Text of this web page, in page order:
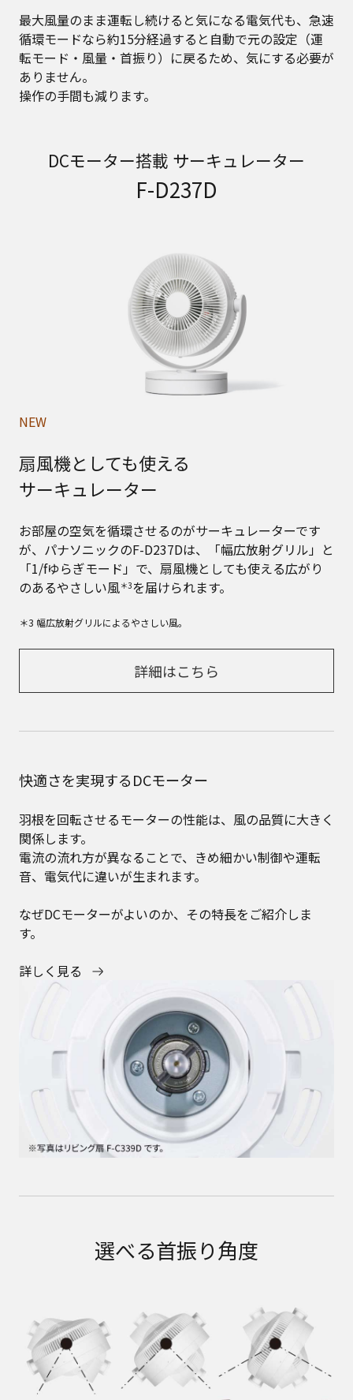
最大風量のまま運転し続けると気になる電気代も、急速
循環モードなら約15分経過すると自動で元の設定（運
転モード・風量・首振り）に戻るため、気にする必要が
ありません。
操作の手間も減ります。
DCモーター搭載 サーキュレーター
F-D237D
NEW
扇風機としても使える
サーキュレーター
お部屋の空気を循環させるのがサーキュレーターです
が、パナソニックのF-D237Dは、「幅広放射グリル」と
「1/fゆらぎモード」で、扇風機としても使える広がり
のあるやさしい風＊3を届けられます。
＊3 幅広放射グリルによるやさしい風。
詳細はこちら
快適さを実現するDCモーター
羽根を回転させるモーターの性能は、風の品質に大きく
関係します。
電流の流れ方が異なることで、きめ細かい制御や運転
音、電気代に違いが生まれます。
なぜDCモーターがよいのか、その特長をご紹介しま
す。
詳しく見る
選べる首振り角度